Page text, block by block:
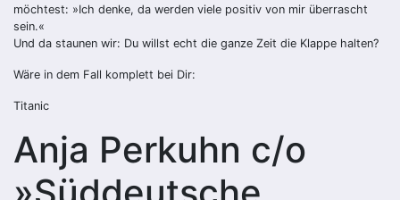
möchtest: »Ich denke, da werden viele positiv von mir überrascht
sein.«
Und da staunen wir: Du willst echt die ganze Zeit die Klappe halten?
Wäre in dem Fall komplett bei Dir:
Titanic
Anja Perkuhn c/o